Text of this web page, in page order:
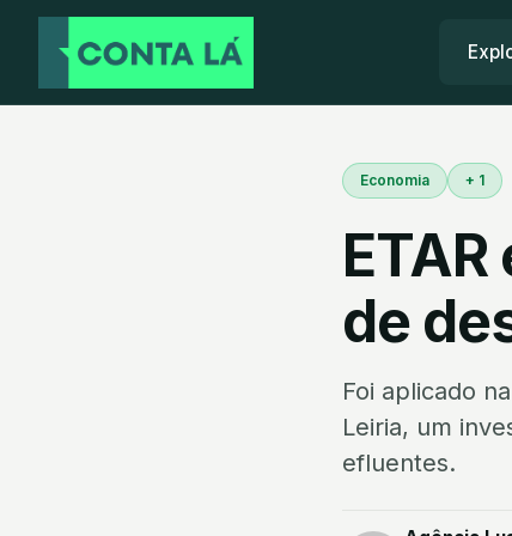
Economia + 1
de
Foi aplicado
Leiria, um
efluentes.